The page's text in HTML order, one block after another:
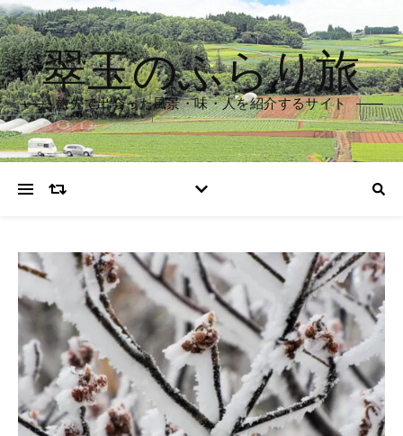
翠玉のふらり旅
旅先で出会った風景・味・人を紹介するサイト